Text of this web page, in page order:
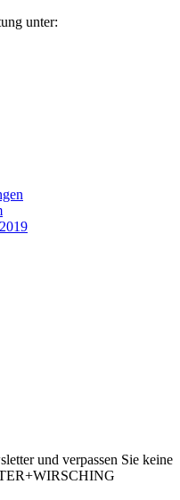
unter:
und verpassen Sie keine